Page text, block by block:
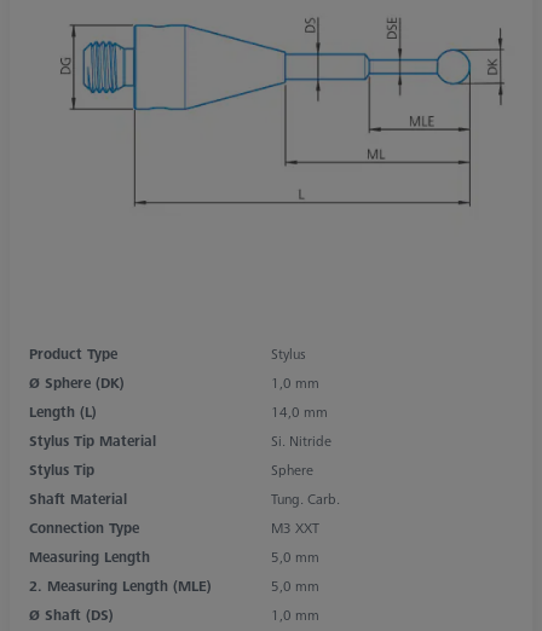
Product Type
Stylus
Ø Sphere (DK)
1,0 mm
Length (L)
14,0 mm
Stylus Tip Material
Si. Nitride
Stylus Tip
Sphere
Shaft Material
Tung. Carb.
Connection Type
M3 XXT
Measuring Length
5,0 mm
2. Measuring Length (MLE)
5,0 mm
Ø Shaft (DS)
1,0 mm